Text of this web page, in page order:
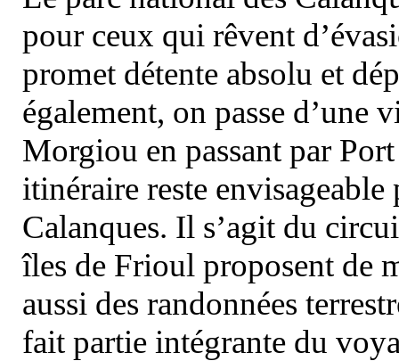
pour ceux qui rêvent
promet détente absolu et
également, on passe d’une
Morgiou en passant par
itinéraire reste
Calanques. Il s’agit du
îles de Frioul proposent de
aussi des randonnées
fait partie intégrante du